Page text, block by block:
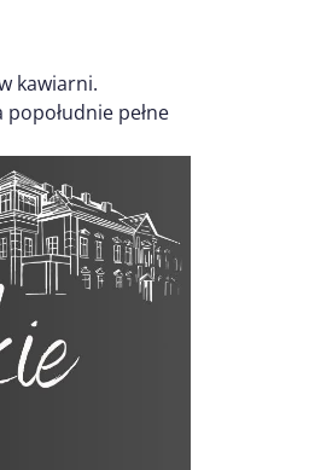
kawiarni.
pełne